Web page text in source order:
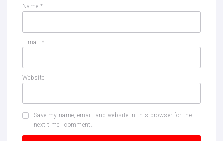
Name *
E-mail *
Website
Save my name, email, and website in this browser for the
next time I comment.